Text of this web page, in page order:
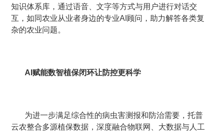
知识体系库，通过语音、文字等方式与用户进行对话交
互，如同农业从业者身边的专业AI顾问，助力解答各类复
杂的农业问题。
AI赋能数智植保闭环让防控更科学
为进一步满足综合性的病虫害测报和防治需要，托普
云农整合多源植保数据，深度融合物联网、大数据与人工